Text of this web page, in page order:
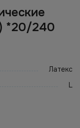
*20/240
Латекс
L